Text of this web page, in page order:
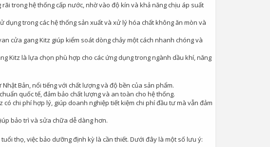
trong hệ thống cấp nước, nhờ vào độ kín và khả năng chịu áp suất
dụng trong các hệ thống sản xuất và xử lý hóa chất không ăn mòn và
cửa gang Kitz giúp kiểm soát dòng chảy một cách nhanh chóng và
Kitz là lựa chọn phù hợp cho các ứng dụng trong ngành dầu khí, năng
Bản, nổi tiếng với chất lượng và độ bền của sản phẩm.
quốc tế, đảm bảo chất lượng và an toàn cho hệ thống.
có chi phí hợp lý, giúp doanh nghiệp tiết kiệm chi phí đầu tư mà vẫn đảm
bảo trì và sửa chữa dễ dàng hơn.
thọ, việc bảo dưỡng định kỳ là cần thiết. Dưới đây là một số lưu ý: